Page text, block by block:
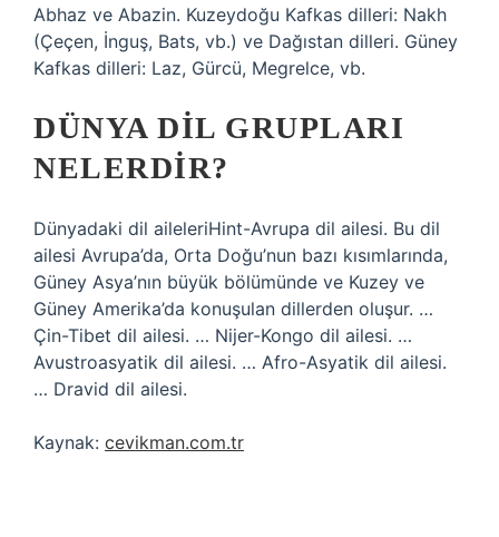
Abhaz ve Abazin. Kuzeydoğu Kafkas dilleri: Nakh
(Çeçen, İnguş, Bats, vb.) ve Dağıstan dilleri. Güney
Kafkas dilleri: Laz, Gürcü, Megrelce, vb.
DÜNYA DIL GRUPLARI
NELERDIR?
Dünyadaki dil aileleriHint-Avrupa dil ailesi. Bu dil
ailesi Avrupa’da, Orta Doğu’nun bazı kısımlarında,
Güney Asya’nın büyük bölümünde ve Kuzey ve
Güney Amerika’da konuşulan dillerden oluşur. …
Çin-Tibet dil ailesi. … Nijer-Kongo dil ailesi. …
Avustroasyatik dil ailesi. … Afro-Asyatik dil ailesi.
… Dravid dil ailesi.
Kaynak: cevikman.com.tr